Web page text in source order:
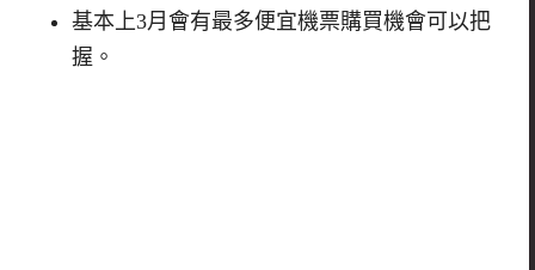
基本上3月會有最多便宜機票購買機會可以把
握。